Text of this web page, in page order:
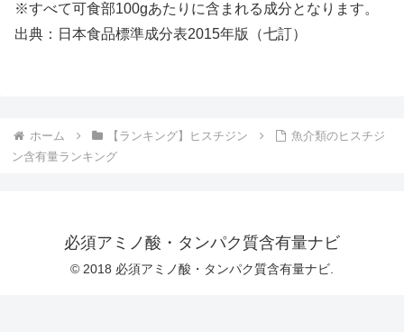
※すべて可食部100gあたりに含まれる成分となります。
出典：日本食品標準成分表2015年版（七訂）
ホーム 【ランキング】ヒスチジン
魚介類のヒスチジ
ン含有量ランキング
必須アミノ酸・タンパク質含有量ナビ
© 2018 必須アミノ酸・タンパク質含有量ナビ.